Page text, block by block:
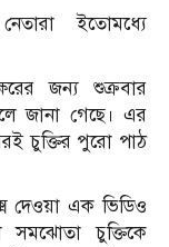
ইতোমধ্যে
জন্য শুক্রবার
জানা গেছে। এর
চুক্তির পুরো পাঠ
দেওয়া এক ভিডিও
সমঝোতা চুক্তিকে